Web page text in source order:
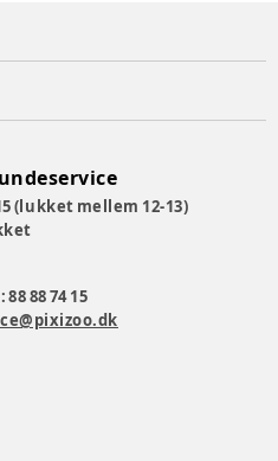
(lukket mellem 12-13)
88 74 15